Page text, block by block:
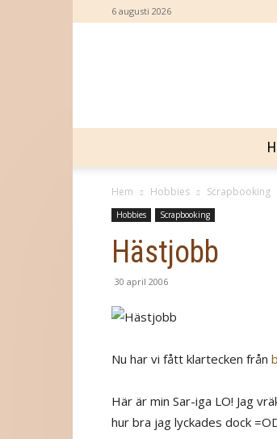
6 augusti 2026
Hem Hobbies Scrapbooking
Hobbies Scrapbooking
Hästjobb
30 april 2006
Nu har vi fått klartecken från
Här är min Sar-iga LO! Jag
hur bra jag lyckades dock